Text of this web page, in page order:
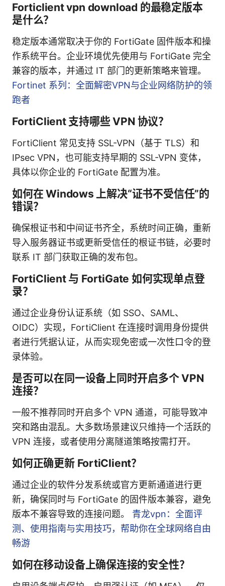
Forticlient vpn download 的最稳定版本
是什么？
稳定版本通常取决于你的 FortiGate 固件版本和操
作系统平台。企业环境优先使用与 FortiGate 完全
兼容的版本，并通过 IT 部门的更新策略来管理。
Fortinet 系列：全面解密VPN与企业网络防护的领
跑者
FortiClient 支持哪些 VPN 协议？
FortiClient 常见支持 SSL-VPN（基于 TLS）和
IPsec VPN，也可能支持早期的 SSL-VPN 变体，
具体以你企业的 FortiGate 配置为准。
如何在 Windows 上解决“证书不受信任”的
错误？
确保根证书和中间证书齐全，系统时间正确，重新
导入服务器证书或更新受信任的根证书链，必要时
联系 IT 部门获取正确的发布包。
FortiClient 与 FortiGate 如何实现单点登
录？
通过企业身份认证系统（如 SSO、SAML、
OIDC）实现，FortiClient 在连接时调用身份提供
者进行凭据认证，从而实现免密或一次性口令的登
录体验。
是否可以在同一设备上同时开启多个 VPN
连接？
一般不推荐同时开启多个 VPN 通道，可能导致冲
突和路由混乱。大多数场景建议只维持一个活跃的
VPN 连接，或者使用分离隧道策略按需打开。
如何正确更新 FortiClient？
通过企业的软件分发系统或官方更新通道进行更
新，确保同时与 FortiGate 的固件版本兼容，避免
版本不兼容导致的连接问题。 青龙vpn：全面评
测、使用指南与实用技巧，帮助你在全球网络自由
畅游
如何在移动设备上确保连接的安全性？